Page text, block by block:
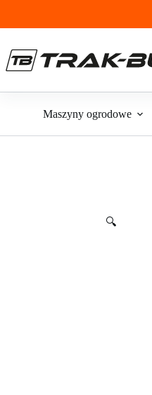
treści
Maszyny ogrodowe
🔍